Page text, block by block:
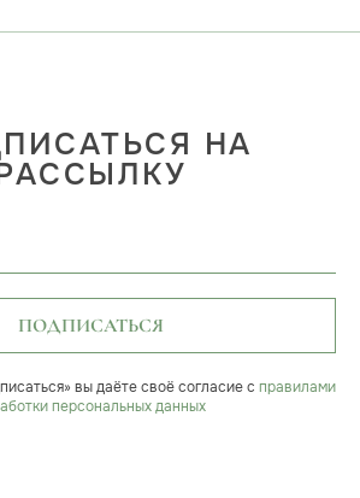
НА
ПОДПИСАТЬСЯ
вы даёте своё согласие с правилами
персональных данных